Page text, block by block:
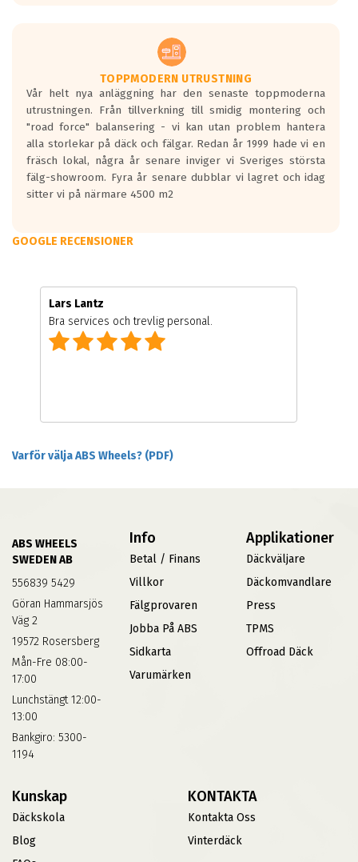
TOPPMODERN UTRUSTNING
Vår helt nya anläggning har den senaste toppmoderna
utrustningen. Från tillverkning till smidig montering och
"road force" balansering - vi kan utan problem hantera
alla storlekar på däck och fälgar. Redan år 1999 hade vi en
fräsch lokal, några år senare inviger vi Sveriges största
fälg-showroom. Fyra år senare dubblar vi lagret och idag
sitter vi på närmare 4500 m2
GOOGLE RECENSIONER
Lars Lantz
Bra services och trevlig personal.
Varför välja ABS Wheels? (PDF)
ABS WHEELS
SWEDEN AB
556839 5429
Göran Hammarsjös
Väg 2
19572 Rosersberg
Mån-Fre 08:00-
17:00
Lunchstängt 12:00-
13:00
Bankgiro: 5300-
1194
Info
Betal / Finans
Villkor
Fälgprovaren
Jobba På ABS
Sidkarta
Varumärken
Applikationer
Däckväljare
Däckomvandlare
Press
TPMS
Offroad Däck
Kunskap
Däckskola
Blog
KONTAKTA
Kontakta Oss
Vinterdäck